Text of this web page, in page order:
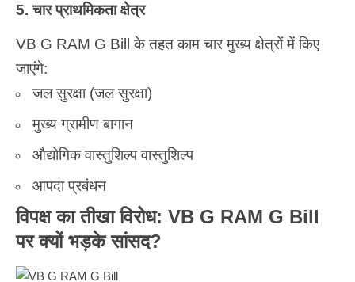
5. चार प्राथमिकता क्षेत्र
VB G RAM G Bill के तहत काम चार मुख्य क्षेत्रों में किए
जाएंगे:
जल सुरक्षा (जल सुरक्षा)
मुख्य ग्रामीण बागान
औद्योगिक वास्तुशिल्प वास्तुशिल्प
आपदा प्रबंधन
विपक्ष का तीखा विरोध: VB G RAM G Bill
पर क्यों भड़के सांसद?